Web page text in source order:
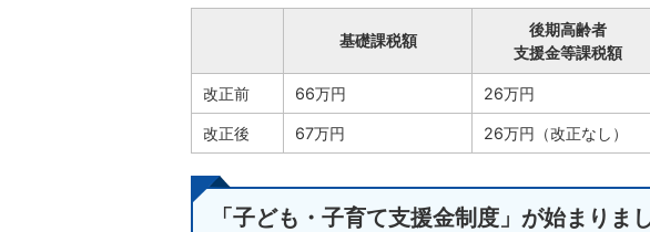
基礎課税額
後期高齢者
支援金等課税額
改正前 66万円 26万円
改正後 67万円 26万円（改正なし）
「子ども・子育て支援金制度」が始まりま